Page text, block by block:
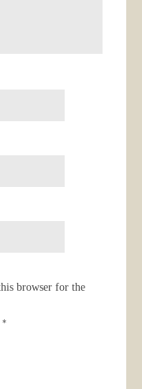
browser for the
*